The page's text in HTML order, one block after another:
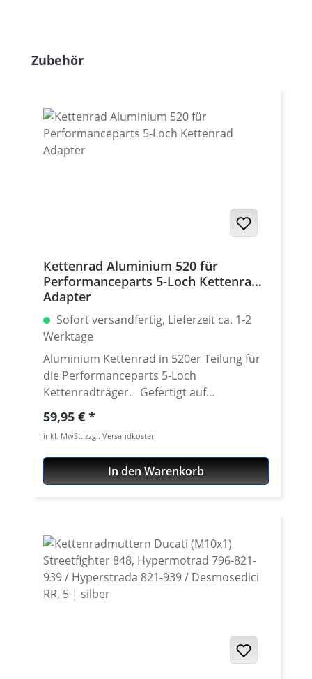
Produktgalerie überspringen
Zubehör
Kettenrad Aluminium 520 für
Performanceparts 5-Loch Kettenrad
Adapter
Sofort versandfertig, Lieferzeit ca. 1-2
Werktage
Aluminium Kettenrad in 520er Teilung für
die Performanceparts 5-Loch
Kettenradträger. Gefertigt auf
modensten CNC Maschinen aus
hochfestem und extrem zähen
Luftfahrtaluminium 7075 T6. Lieferbar in
verschiedenen Teilungen (520 - 525) und
Zähnezahlen von 36-47 Zähnen. Passend
Kettenrades und der Kette bei
Verwendung eines Kettenblattes
abweichend von der Seriengröße sowie bei
unterschiedlichen Exzenter - Stellungen
dauerhafte Haltbarkeit hochwertig eloxiert
Regulärer Preis:
59,95 €
inkl. MwSt. zzgl. Versandkosten
In den Warenkorb